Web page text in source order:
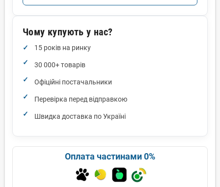
Чому купують у нас?
15 років на ринку
30 000+ товарів
Офіційні постачальники
Перевірка перед відправкою
Швидка доставка по Україні
Оплата частинами 0%